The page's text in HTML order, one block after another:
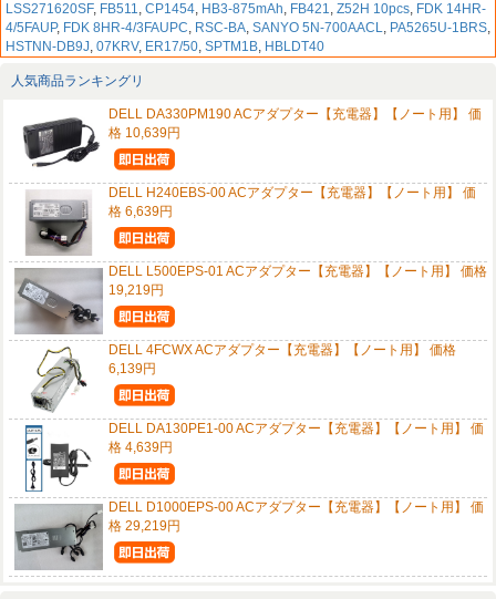
LSS271620SF, FB511, CP1454, HB3-875mAh, FB421, Z52H 10pcs, FDK 14HR-
4/5FAUP, FDK 8HR-4/3FAUPC, RSC-BA, SANYO 5N-700AACL, PA5265U-1BRS,
HSTNN-DB9J, 07KRV, ER17/50, SPTM1B, HBLDT40
人気商品ランキングリ
DELL DA330PM190 ACアダプター【充電器】【ノート用】 価
格 10,639円
DELL H240EBS-00 ACアダプター【充電器】【ノート用】 価
格 6,639円
DELL L500EPS-01 ACアダプター【充電器】【ノート用】 価格
19,219円
DELL 4FCWX ACアダプター【充電器】【ノート用】 価格
6,139円
DELL DA130PE1-00 ACアダプター【充電器】【ノート用】 価
格 4,639円
DELL D1000EPS-00 ACアダプター【充電器】【ノート用】 価
格 29,219円